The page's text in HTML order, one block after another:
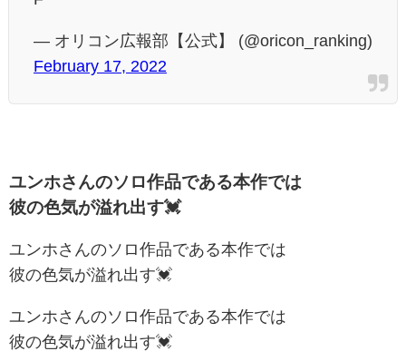
— オリコン広報部【公式】 (@oricon_ranking)
February 17, 2022
ユンホさんのソロ作品である本作では
彼の色気が溢れ出す💓
ユンホさんのソロ作品である本作では
彼の色気が溢れ出す💓
ユンホさんのソロ作品である本作では
彼の色気が溢れ出す💓